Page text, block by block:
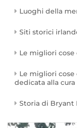
Luoghi della
Siti storici
Le migliori cose
Le migliori cose
dedicata alla cura
Storia di Bryant